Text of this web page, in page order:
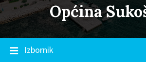
Općina
Izbornik